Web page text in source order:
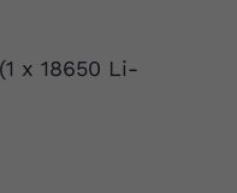
x 18650 Li-